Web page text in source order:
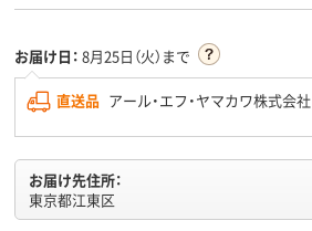
お届け日： 8月25日（火）まで
直送品 アール・エフ・ヤマカワ株式会社
お届け先住所：
東京都江東区